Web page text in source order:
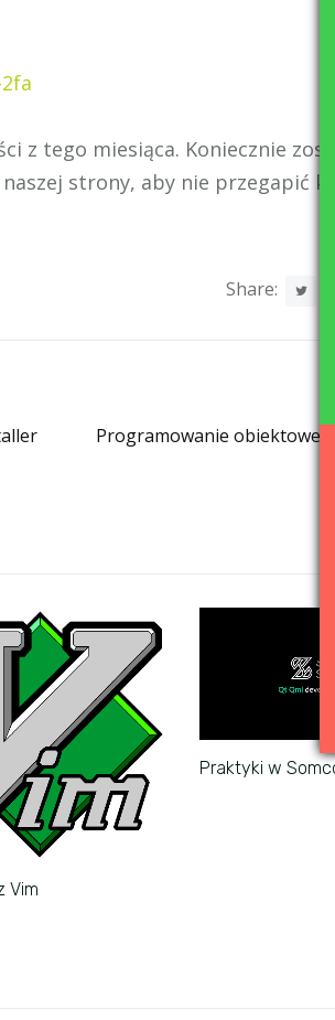
z tego miesiąca. Koniecznie
strony, aby nie przegapić
Share:
Programowanie obiektowe
Vim
Praktyki w